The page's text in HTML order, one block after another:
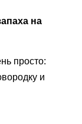
на
просто:
и